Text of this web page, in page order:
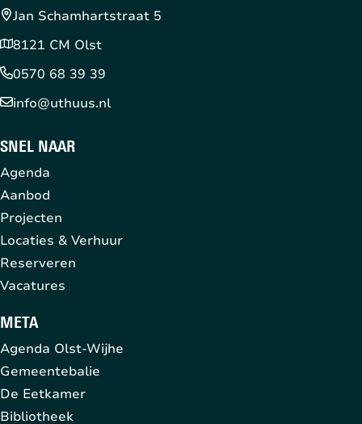
Jan Schamhartstraat 5
8121 CM Olst
0570 68 39 39
info@uthuus.nl
SNEL NAAR
Agenda
Aanbod
Projecten
Locaties & Verhuur
Reserveren
Vacatures
META
Agenda Olst-Wijhe
Gemeentebalie
De Eetkamer
Bibliotheek